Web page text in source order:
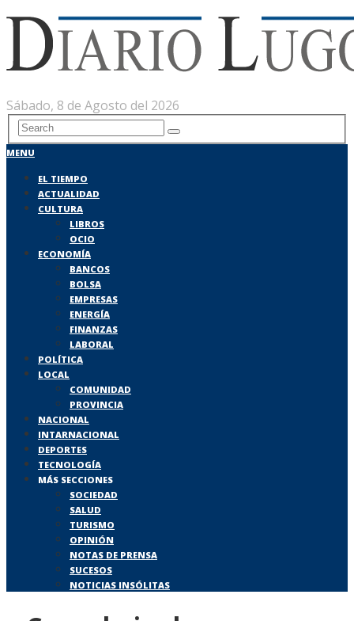
Sábado, 8 de Agosto del 2026
MENU
EL TIEMPO
ACTUALIDAD
CULTURA
LIBROS
OCIO
ECONOMÍA
BANCOS
BOLSA
EMPRESAS
ENERGÍA
FINANZAS
LABORAL
POLÍTICA
LOCAL
COMUNIDAD
PROVINCIA
NACIONAL
INTARNACIONAL
DEPORTES
TECNOLOGÍA
MÁS SECCIONES
SOCIEDAD
SALUD
TURISMO
OPINIÓN
NOTAS DE PRENSA
SUCESOS
NOTICIAS INSÓLITAS